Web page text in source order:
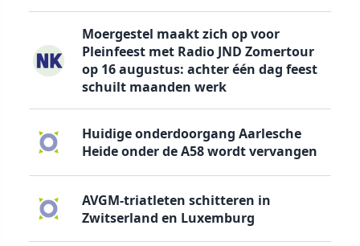
Moergestel maakt zich op voor
Pleinfeest met Radio JND Zomertour
op 16 augustus: achter één dag feest
schuilt maanden werk
Huidige onderdoorgang Aarlesche
Heide onder de A58 wordt vervangen
AVGM-triatleten schitteren in
Zwitserland en Luxemburg